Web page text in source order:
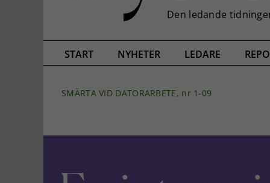
START NYHETER LEDARE
SMÄRTA VID DATORARBETE, nr 1-09